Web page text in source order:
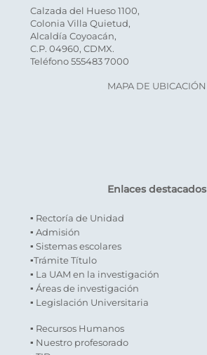
Calzada del Hueso 1100,
Colonia Villa Quietud,
Alcaldía Coyoacán,
C.P. 04960, CDMX.
Teléfono 555483 7000
MAPA DE UBICACIÓN
Enlaces destacados
▪ Rectoría de Unidad
▪ Admisión
▪ Sistemas escolares
▪Trámite Título
▪ La UAM en la investigación
▪ Áreas de investigación
▪ Legislación Universitaria
▪ Recursos Humanos
▪ Nuestro profesorado